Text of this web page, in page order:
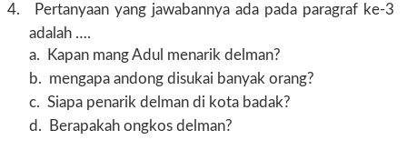
4.
Pertanyaan yang jawabannya ada pada paragraf ke-3
adalah ….
a.
Kapan mang Adul menarik delman?
b. mengapa andong disukai banyak orang?
c. Siapa penarik delman di kota badak?
d.
Berapakah ongkos delman?